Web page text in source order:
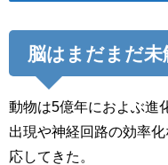
脳はまだまだ未
動物は5億年におよぶ進
出現や神経回路の効率
応してきた。